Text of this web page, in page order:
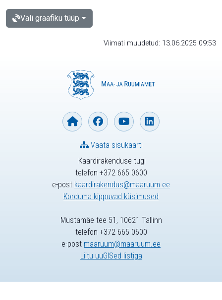
Vali graafiku tüüp
Viimati muudetud: 13.06.2025 09:53
Kaardirakenduse tugi
telefon +372 665 0600
e-post kaardirakendus@maaruum.ee
Korduma kippuvad küsimused
Vaata sisukaarti
Mustamäe tee 51, 10621 Tallinn
telefon +372 665 0600
e-post maaruum@maaruum.ee
Liitu uuGISed listiga